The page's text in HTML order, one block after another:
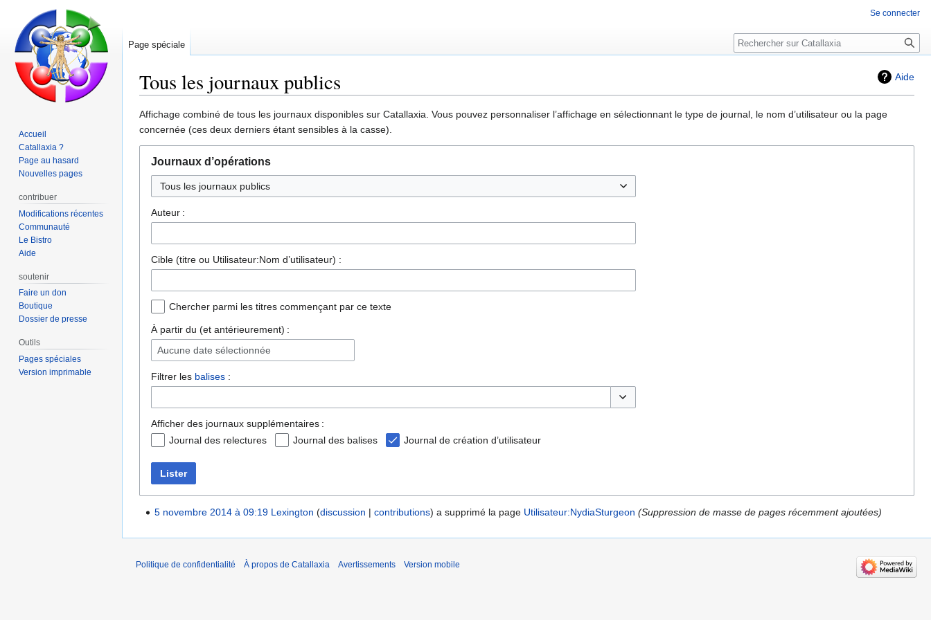
Aide
Tous les journaux publics
Aller
à
la
navigation
Aller
à
la
recherche
Affichage combiné de tous les journaux disponibles sur Catallaxia. Vous pouvez personnaliser l’affichage en sélectionnant le type de journal, le nom d’utilisateur ou la page
concernée (ces deux derniers étant sensibles à la casse).
Journaux d’opérations
Tous les journaux publics
Auteur :
Cible (titre ou Utilisateur:Nom d’utilisateur) :
Chercher parmi les titres commençant par ce texte
À partir du (et antérieurement) :
Aucune date sélectionnée
Filtrer les balises :
Afficher des journaux supplémentaires :
Journal des relectures
Journal des balises Journal de création d’utilisateur
Lister
5 novembre 2014 à 09:19 Lexington discussion contributions a supprimé la page Utilisateur:NydiaSturgeon (Suppression de masse de pages récemment ajoutées)
Se connecter
Page spéciale Rechercher
Accueil
Catallaxia ?
Page au hasard
Nouvelles pages
contribuer
Modifications récentes
Communauté
Le Bistro
Aide
soutenir
Faire un don
Boutique
Dossier de presse
Outils
Pages spéciales
Version imprimable
Politique de confidentialité À propos de Catallaxia Avertissements Version mobile